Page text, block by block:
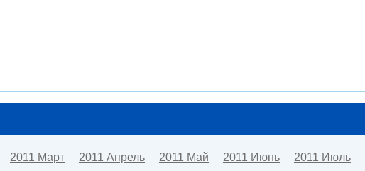
2011 Март 2011 Апрель 2011 Май 2011 Июнь 2011 Июль